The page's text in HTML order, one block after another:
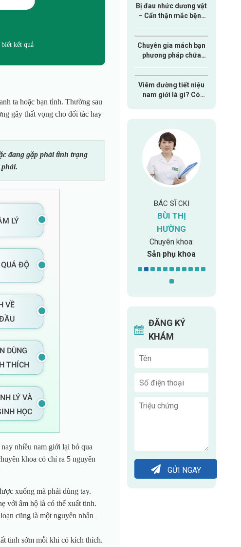
biết kết quả
ta hoặc bạn tình. Thường sau
gây thất vọng cho đối tác hay
đang gặp phải tình trạng
nhiều nam giới lại bỏ qua
khoa có chỉ ra 5 nguyên
xuống mà phải dùng tay.
với âm hộ là có thể xuất tinh.
cũng là một nguyên nhân
tinh sớm mỗi khi có kích thích.
Bị đau nhức dương vật
– Cẩn thận mắc bệnh
Chuyên gia mách bạn
phương pháp chữa
dành cho nam giới
Viêm đường tiết niệu
nam giới là gì? Có
VIỆT HÀO
Chuyên khoa:
BÁC SĨ CKI
LÊ ANH TUẤN
Chuyên khoa:
Chuyên khoa
ngoại
ĐĂNG KÝ
KHÁM
GỬI NGAY